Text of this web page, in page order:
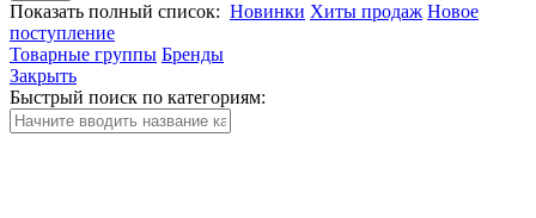
Показать полный список: Новинки Хиты продаж Новое
поступление
Товарные группы Бренды
Закрыть
Быстрый поиск по категориям: